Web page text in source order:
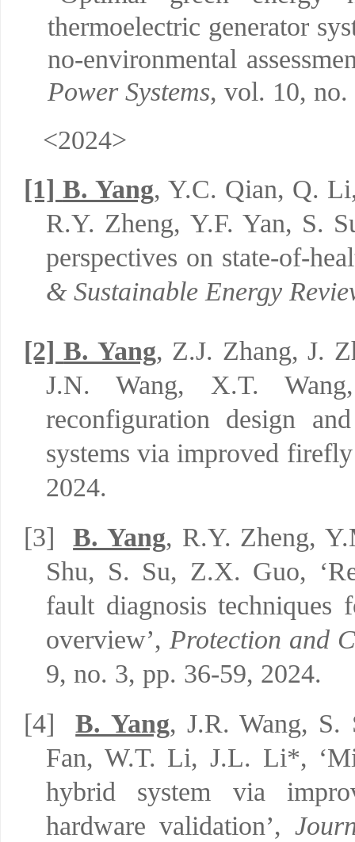
thermoelectric generator
no-environmental
PowerSystems, vol. 10,
<2024>
[1] B. Yang, Y.C. Qian, Q.
R.Y. Zheng, Y.F. Yan, S.
perspectives on state-of-
& Sustainable Energy
[2]B. Yang, Z.J. Zhang, J.
J.N. Wang, X.T.
reconfiguration design
systems via improved
2024.
[3]
B. Yang, R.Y. Zheng,
Shu, S. Su, Z.X. Guo, ‘
fault diagnosis
overview’, Protection and
9, no. 3, pp. 36-59, 2024.
[4]
B. Yang, J.R. Wang,
Fan, W.T. Li, J.L. Li*, ‘
hybrid system via
hardware validation’,